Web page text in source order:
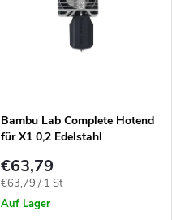
Bambu Lab Complete Hotend
für X1 0,2 Edelstahl
€63,79
Verkaufspreis:
€63,79 / 1 St
Auf Lager